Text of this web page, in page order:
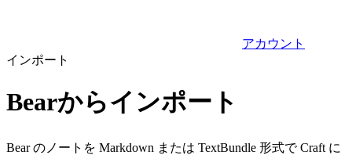
アカウント
インポート
Bearからインポート
Bear のノートを Markdown または TextBundle 形式で Craft に